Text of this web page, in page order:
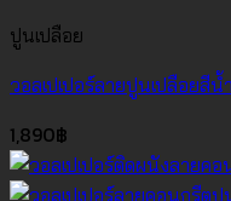
ปูนเปลือย
วอลเปเปอร์ลายปูนเปลือยสี
1,890฿